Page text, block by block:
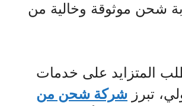
شحن موثوقة وخالية من
المتزايد على خدمات
تبرز شركة شحن من